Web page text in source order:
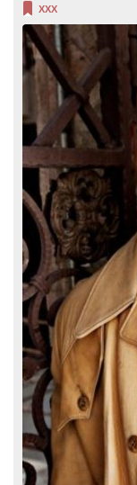
XXX